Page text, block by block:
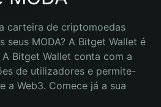
carteira de criptomoedas
seus MODA? A Bitget Wallet é
Bitget Wallet conta com a
de utilizadores e permite-
a Web3. Comece já a sua